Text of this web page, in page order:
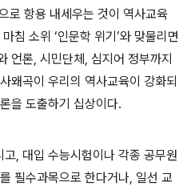
로 항용 내세우는 것이 역사교육
침 소위 ‘인문학 위기’와 맞물리면
언론, 시민단체, 심지어 정부까지
왜곡이 우리의 역사교육이 강화되
을 도출하기 십상이다.
, 대입 수능시험이나 각종 공무원
필수과목으로 한다거나, 일선 교